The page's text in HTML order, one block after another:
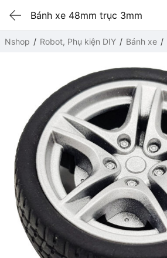
Bánh xe 48mm trục 3mm
Nshop Robot, Phụ kiện DIY Bánh xe